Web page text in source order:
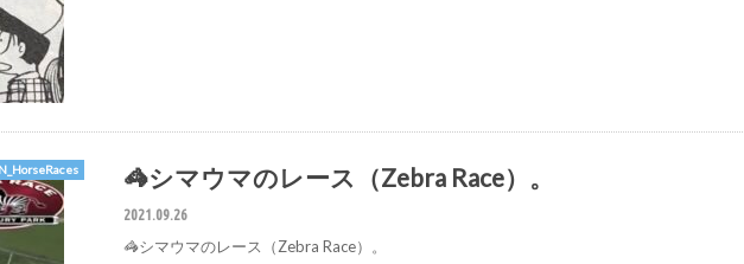
🦓シマウマのレース（Zebra Race）。
2021.09.26
🦓シマウマのレース（Zebra Race）。